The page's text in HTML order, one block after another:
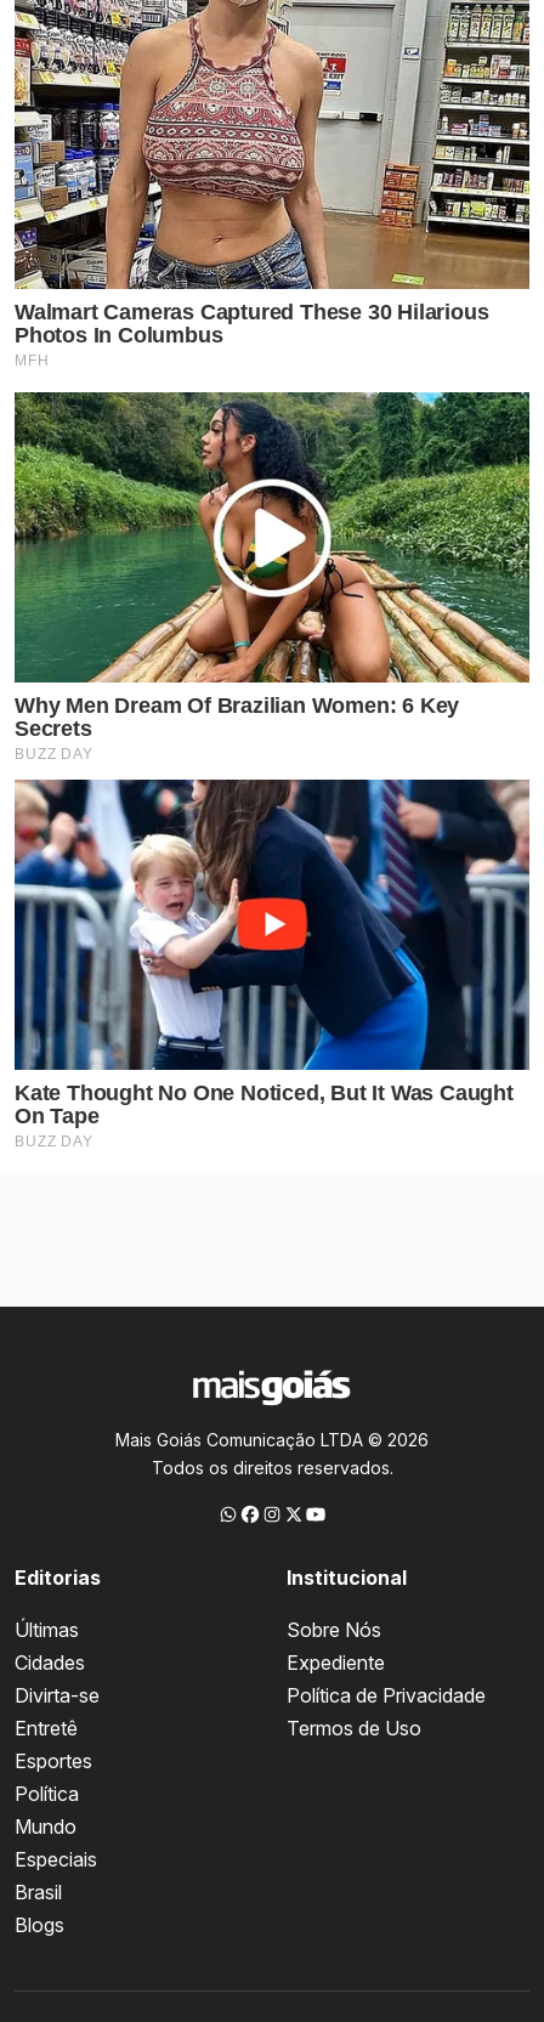
Mais Goiás Comunicação LTDA © 2026
Todos os direitos reservados.
Editorias
Últimas
Cidades
Divirta-se
Entretê
Esportes
Política
Mundo
Especiais
Brasil
Blogs
Institucional
Sobre Nós
Expediente
Política de Privacidade
Termos de Uso